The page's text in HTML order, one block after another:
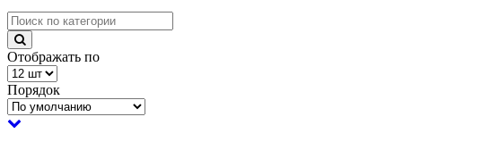
Отображать по
Порядок